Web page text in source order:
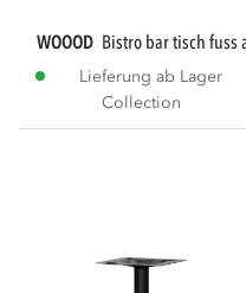
WOOOD bistro bar tisch fuss
Lieferung ab Lager
Collection